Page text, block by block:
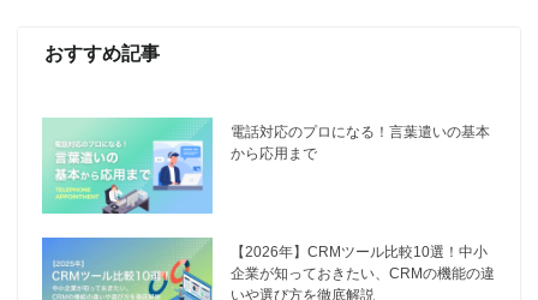
おすすめ記事
電話対応のプロになる！言葉遣いの基本
から応用まで
【2026年】CRMツール比較10選！中小
企業が知っておきたい、CRMの機能の違
いや選び方を徹底解説